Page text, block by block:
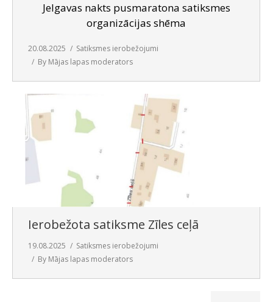
Jelgavas nakts pusmaratona satiksmes
organizācijas shēma
20.08.2025
Satiksmes ierobežojumi
By Mājas lapas moderators
Ierobežota satiksme Zīles ceļā
19.08.2025
Satiksmes ierobežojumi
By Mājas lapas moderators